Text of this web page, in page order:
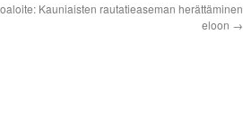
Kauniaisten rautatieaseman herättäminen
eloon →